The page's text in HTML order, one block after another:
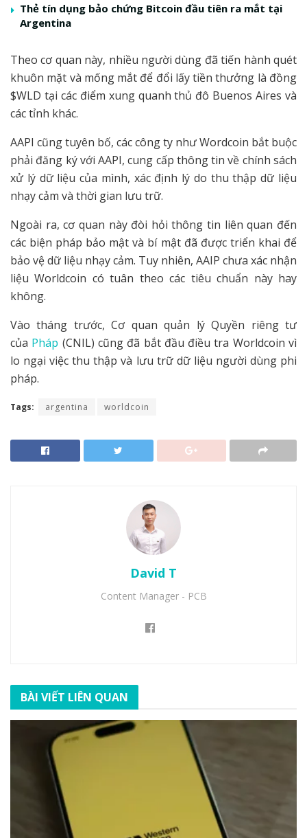
Thẻ tín dụng bảo chứng Bitcoin đầu tiên ra mắt tại
Argentina
Theo cơ quan này, nhiều người dùng đã tiến hành quét
khuôn mặt và mống mắt để đổi lấy tiền thưởng là đồng
$WLD tại các điểm xung quanh thủ đô Buenos Aires và
các tỉnh khác.
AAPI cũng tuyên bố, các công ty như Wordcoin bắt buộc
phải đăng ký với AAPI, cung cấp thông tin về chính sách
xử lý dữ liệu của mình, xác định lý do thu thập dữ liệu
nhạy cảm và thời gian lưu trữ.
Ngoài ra, cơ quan này đòi hỏi thông tin liên quan đến
các biện pháp bảo mật và bí mật đã được triển khai để
bảo vệ dữ liệu nhạy cảm. Tuy nhiên, AAIP chưa xác nhận
liệu Worldcoin có tuân theo các tiêu chuẩn này hay
không.
Vào tháng trước, Cơ quan quản lý Quyền riêng tư
của Pháp (CNIL) cũng đã bắt đầu điều tra Worldcoin vì
lo ngại việc thu thập và lưu trữ dữ liệu người dùng phi
pháp.
Tags: argentina worldcoin
David T
Content Manager - PCB
BÀI VIẾT LIÊN QUAN